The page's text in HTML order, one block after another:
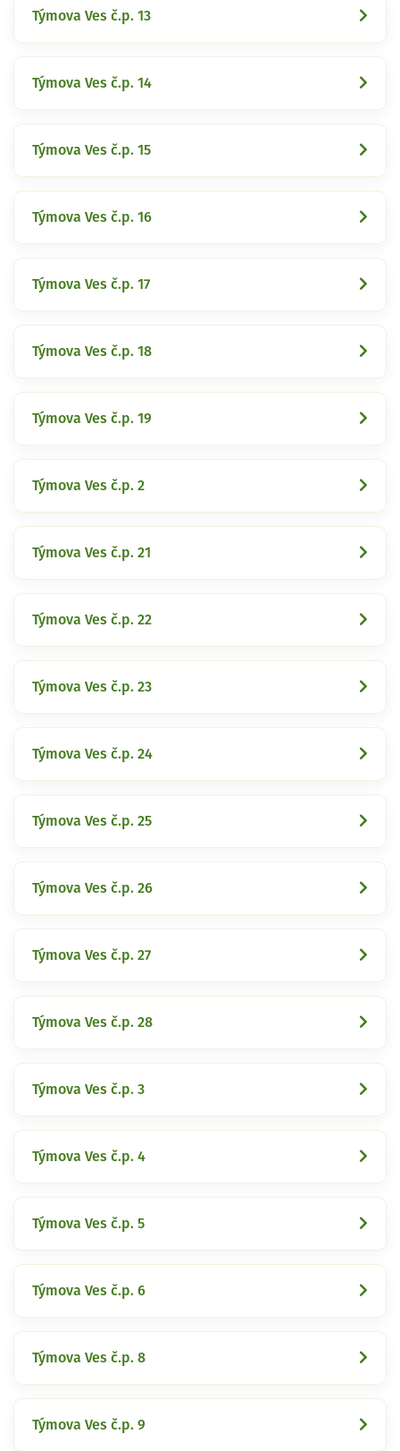
Týmova Ves č.p. 13
Týmova Ves č.p. 14
Týmova Ves č.p. 15
Týmova Ves č.p. 16
Týmova Ves č.p. 17
Týmova Ves č.p. 18
Týmova Ves č.p. 19
Týmova Ves č.p. 2
Týmova Ves č.p. 21
Týmova Ves č.p. 22
Týmova Ves č.p. 23
Týmova Ves č.p. 24
Týmova Ves č.p. 25
Týmova Ves č.p. 26
Týmova Ves č.p. 27
Týmova Ves č.p. 28
Týmova Ves č.p. 3
Týmova Ves č.p. 4
Týmova Ves č.p. 5
Týmova Ves č.p. 6
Týmova Ves č.p. 8
Týmova Ves č.p. 9